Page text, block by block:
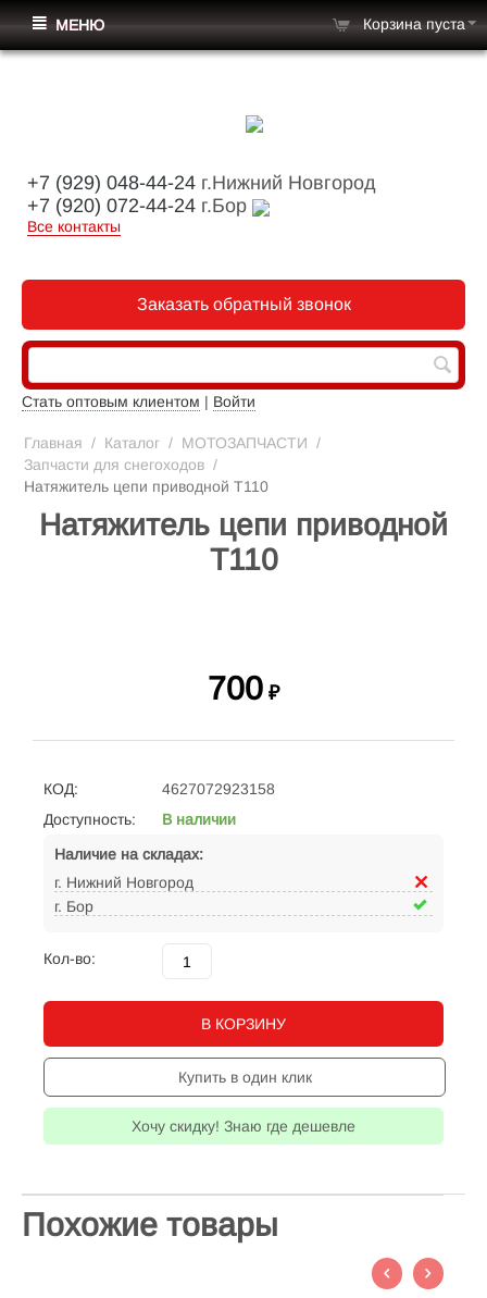
+7 (929) 048-44-24 г.Нижний Новгород
+7 (920) 072-44-24 г.Бор
Все контакты
Заказать обратный звонок
Стать оптовым клиентом | Войти
МЕНЮ Корзина пуста
Главная / Каталог / МОТОЗАПЧАСТИ /
Запчасти для снегоходов /
Натяжитель цепи приводной Т110
Натяжитель цепи приводной
Т110
700 ₽
КОД:
4627072923158
Доступность:
В наличии
Наличие на складах:
г. Нижний Новгород
г. Бор
Кол-во:
В КОРЗИНУ
Купить в один клик
Хочу скидку! Знаю где дешевле
Похожие товары